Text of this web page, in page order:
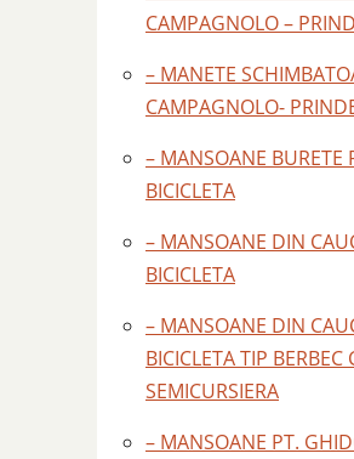
CAMPAGNOLO –
– MANETE
CAMPAGNOLO-
– MANSOANE BURETE
BICICLETA
– MANSOANE DIN
BICICLETA
– MANSOANE DIN
BICICLETA TIP BERBEC
SEMICURSIERA
– MANSOANE PT.